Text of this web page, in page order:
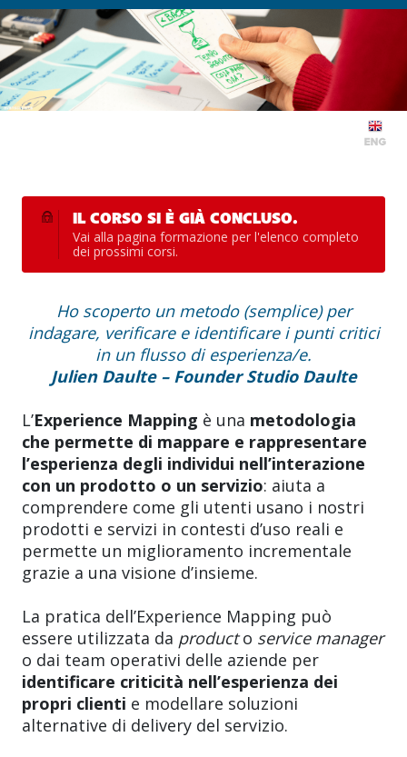
IL CORSO SI È GIÀ CONCLUSO.
Vai alla pagina formazione per l'elenco completo
dei prossimi corsi.
Ho scoperto un metodo (semplice) per
indagare, verificare e identificare i punti critici
in un flusso di esperienza/e.
Julien Daulte – Founder Studio Daulte
L’Experience Mapping è una metodologia
che permette di mappare e rappresentare
l’esperienza degli individui nell’interazione
con un prodotto o un servizio: aiuta a
comprendere come gli utenti usano i nostri
prodotti e servizi in contesti d’uso reali e
permette un miglioramento incrementale
grazie a una visione d’insieme.
La pratica dell’Experience Mapping può
essere utilizzata da producto service manager
o dai team operativi delle aziende per
identificare criticità nell’esperienza dei
propri clienti e modellare soluzioni
alternative di delivery del servizio.